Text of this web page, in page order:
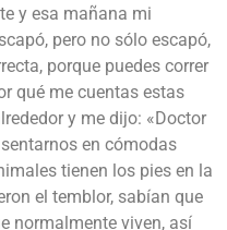
y esa mañana mi
pero no sólo escapó,
porque puedes correr
qué me cuentas estas
y me dijo: «Doctor
en cómodas
tienen los pies en la
el temblor, sabían que
normalmente viven, así